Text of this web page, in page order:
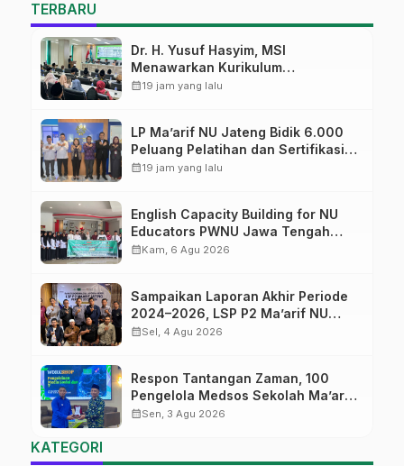
TERBARU
Dr. H. Yusuf Hasyim, MSI
Menawarkan Kurikulum
Diversifikasi, Harapan Baru dalam
calendar_month19 jam yang lalu
LP Ma’arif NU Jateng Bidik 6.000
Peluang Pelatihan dan Sertifikasi
bagi Lulusan SMK
calendar_month19 jam yang lalu
English Capacity Building for NU
Educators PWNU Jawa Tengah
Batch#4; Membuka Jalan Menuju
calendar_monthKam, 6 Agu 2026
Sampaikan Laporan Akhir Periode
2024–2026, LSP P2 Ma’arif NU
Jateng Mantapkan Sinergi Link and
calendar_monthSel, 4 Agu 2026
Respon Tantangan Zaman, 100
Pengelola Medsos Sekolah Ma’arif
Pekalongan Ikuti Pelatihan Literasi
calendar_monthSen, 3 Agu 2026
KATEGORI